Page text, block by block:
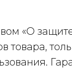
«О
товара,